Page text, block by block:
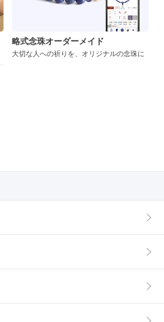
略式念珠オーダーメイド
大切な人への祈りを、オリジナルの念珠に